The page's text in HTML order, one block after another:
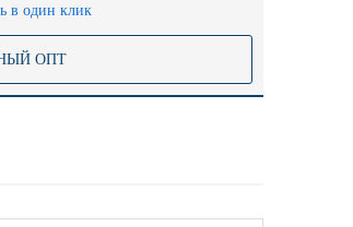
в один клик
ОПТ